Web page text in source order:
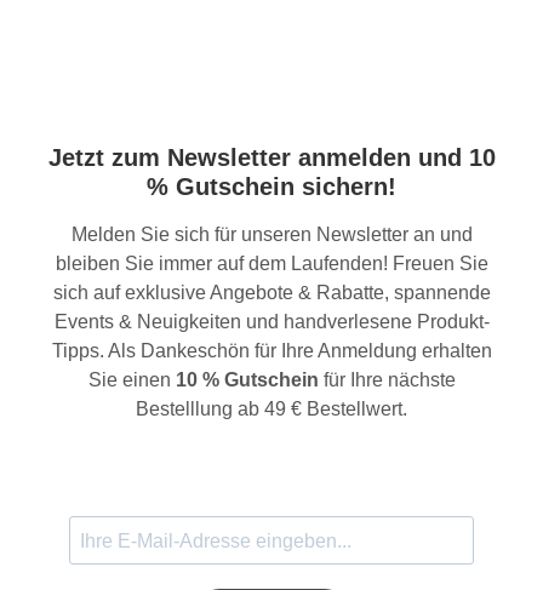
Jetzt zum Newsletter anmelden und 10
% Gutschein sichern!
Melden Sie sich für unseren Newsletter an und
bleiben Sie immer auf dem Laufenden! Freuen Sie
sich auf exklusive Angebote & Rabatte, spannende
Events & Neuigkeiten und handverlesene Produkt-
Tipps. Als Dankeschön für Ihre Anmeldung erhalten
Sie einen 10 % Gutschein für Ihre nächste
Bestelllung ab 49 € Bestellwert.